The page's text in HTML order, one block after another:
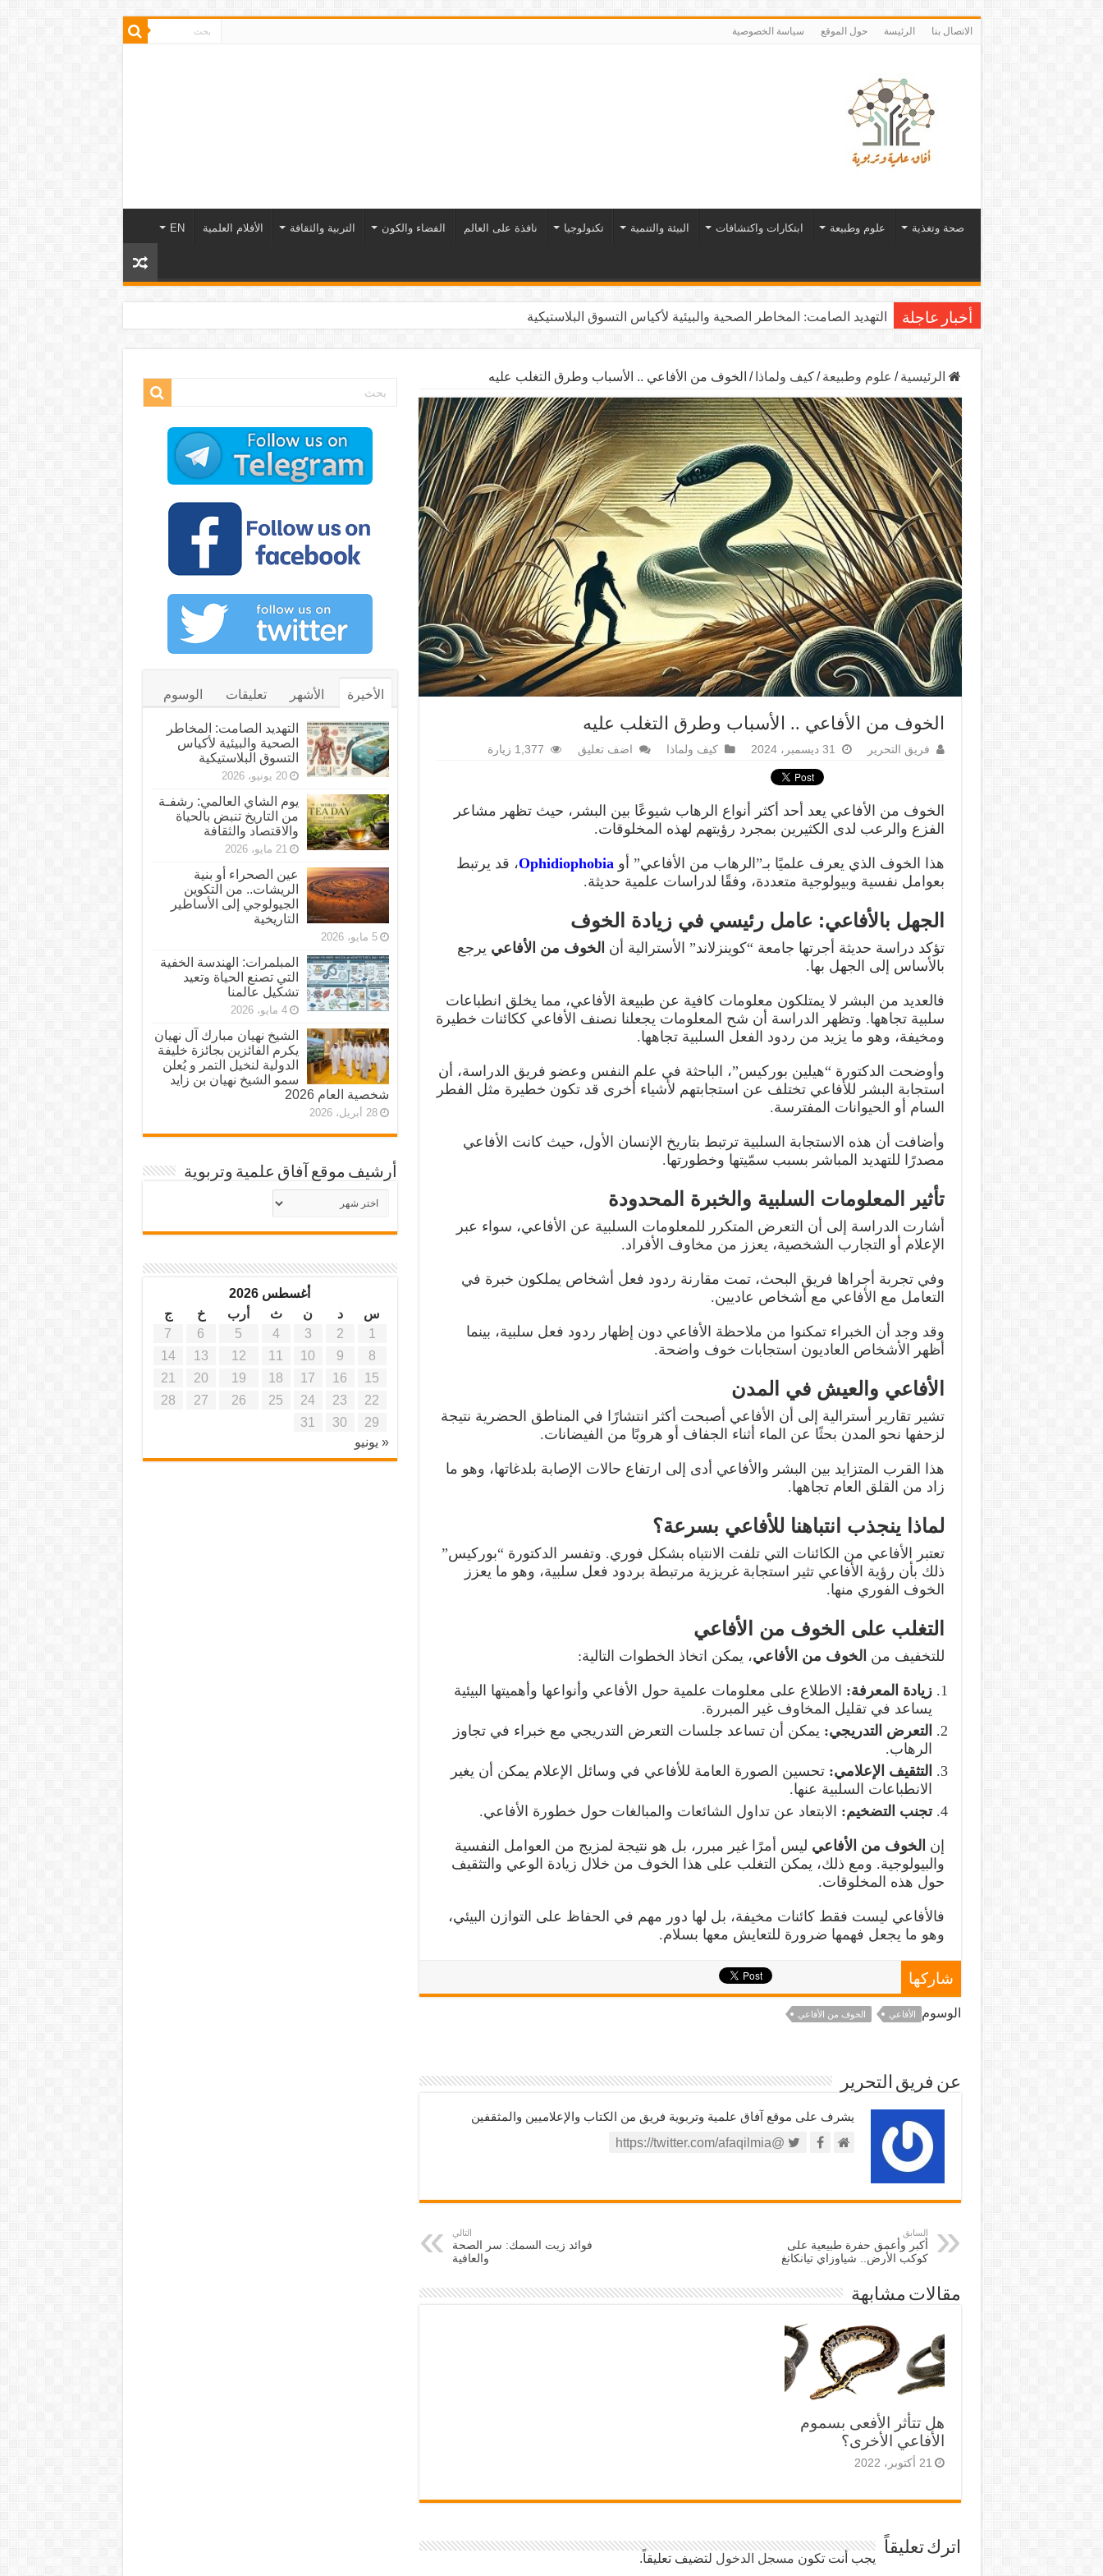
الاتصال بنا الرئيسة حول الموقع سياسة الخصوصية
صحة وتغذية علوم وطبيعة ابتكارات واكتشافات البيئة والتنمية تكنولوجيا نافذة على العالم الفضاء والكون التربية والثقافة الأفلام العلمية EN
أخبار عاجلة التهديد الصامت: المخاطر الصحية والبيئية لأكياس التسوق البلاستيكية
الرئيسية / علوم وطبيعة / كيف ولماذا / الخوف من الأفاعي .. الأسباب وطرق التغلب عليه
الخوف من الأفاعي .. الأسباب وطرق التغلب عليه
فريق التحرير 31 ديسمبر، 2024 كيف ولماذا اضف تعليق 1,377 زيارة
الخوف من الأفاعي يعد أحد أكثر أنواع الرهاب شيوعًا بين البشر، حيث تظهر مشاعر
الفزع والرعب لدى الكثيرين بمجرد رؤيتهم لهذه المخلوقات.
هذا الخوف الذي يعرف علميًا بـ”الرهاب من الأفاعي” أوOphidiophobia، قد يرتبط
بعوامل نفسية وبيولوجية متعددة، وفقًا لدراسات علمية حديثة.
الجهل بالأفاعي: عامل رئيسي في زيادة الخوف
تؤكد دراسة حديثة أجرتها جامعة “كوينزلاند” الأسترالية أن الخوف من الأفاعي يرجع
بالأساس إلى الجهل بها.
فالعديد من البشر لا يمتلكون معلومات كافية عن طبيعة الأفاعي، مما يخلق انطباعات
سلبية تجاهها. وتظهر الدراسة أن شح المعلومات يجعلنا نصنف الأفاعي ككائنات خطيرة
ومخيفة، وهو ما يزيد من ردود الفعل السلبية تجاهها.
وأوضحت الدكتورة “هيلين بوركيس”، الباحثة في علم النفس وعضو فريق الدراسة، أن
استجابة البشر للأفاعي تختلف عن استجابتهم لأشياء أخرى قد تكون خطيرة مثل الفطر
السام أو الحيوانات المفترسة.
وأضافت أن هذه الاستجابة السلبية ترتبط بتاريخ الإنسان الأول، حيث كانت الأفاعي
مصدرًا للتهديد المباشر بسبب سمّيتها وخطورتها.
تأثير المعلومات السلبية والخبرة المحدودة
أشارت الدراسة إلى أن التعرض المتكرر للمعلومات السلبية عن الأفاعي، سواء عبر
الإعلام أو التجارب الشخصية، يعزز من مخاوف الأفراد.
وفي تجربة أجراها فريق البحث، تمت مقارنة ردود فعل أشخاص يملكون خبرة في
التعامل مع الأفاعي مع أشخاص عاديين.
وقد وجد أن الخبراء تمكنوا من ملاحظة الأفاعي دون إظهار ردود فعل سلبية، بينما
أظهر الأشخاص العاديون استجابات خوف واضحة.
الأفاعي والعيش في المدن
تشير تقارير أسترالية إلى أن الأفاعي أصبحت أكثر انتشارًا في المناطق الحضرية نتيجة
لزحفها نحو المدن بحثًا عن الماء أثناء الجفاف أو هروبًا من الفيضانات.
هذا القرب المتزايد بين البشر والأفاعي أدى إلى ارتفاع حالات الإصابة بلدغاتها، وهو ما
زاد من القلق العام تجاهها.
لماذا ينجذب انتباهنا للأفاعي بسرعة؟
تعتبر الأفاعي من الكائنات التي تلفت الانتباه بشكل فوري. وتفسر الدكتورة “بوركيس”
ذلك بأن رؤية الأفاعي تثير استجابة غريزية مرتبطة بردود فعل سلبية، وهو ما يعزز
الخوف الفوري منها.
التغلب على الخوف من الأفاعي
للتخفيف من الخوف من الأفاعي، يمكن اتخاذ الخطوات التالية:
زيادة المعرفة: الاطلاع على معلومات علمية حول الأفاعي وأنواعها وأهميتها البيئية
يساعد في تقليل المخاوف غير المبررة.
التعرض التدريجي: يمكن أن تساعد جلسات التعرض التدريجي مع خبراء في تجاوز
الرهاب.
التثقيف الإعلامي: تحسين الصورة العامة للأفاعي في وسائل الإعلام يمكن أن يغير
الانطباعات السلبية عنها.
تجنب التضخيم: الابتعاد عن تداول الشائعات والمبالغات حول خطورة الأفاعي.
إن الخوف من الأفاعي ليس أمرًا غير مبرر، بل هو نتيجة لمزيج من العوامل النفسية
والبيولوجية. ومع ذلك، يمكن التغلب على هذا الخوف من خلال زيادة الوعي والتثقيف
حول هذه المخلوقات.
فالأفاعي ليست فقط كائنات مخيفة، بل لها دور مهم في الحفاظ على التوازن البيئي،
وهو ما يجعل فهمها ضرورة للتعايش معها بسلام.
شاركها
الوسوم الأفاعي الخوف من الأفاعي
عن فريق التحرير
يشرف على موقع آفاق علمية وتربوية فريق من الكتاب والإعلاميين والمثقفين
@https://twitter.com/afaqilmia
السابق
أكبر وأعمق حفرة طبيعية على
كوكب الأرض.. شياوزاي تيانكانغ
التالي
فوائد زيت السمك: سر الصحة
والعافية
مقالات مشابهة
هل تتأثر الأفعى بسموم
الأفاعي الأخرى؟
21 أكتوبر، 2022
اترك تعليقاً
يجب أنت تكون مسجل الدخول لتضيف تعليقاً.
الأخيرة الأشهر تعليقات الوسوم
التهديد الصامت: المخاطر
الصحية والبيئية لأكياس
التسوق البلاستيكية
20 يونيو، 2026
يوم الشاي العالمي: رشفـة
من التاريخ تنبض بالحياة
والاقتصاد والثقافة
21 مايو، 2026
عين الصحراء أو بنية
الريشات.. من التكوين
الجيولوجي إلى الأساطير
التاريخية
5 مايو، 2026
المبلمرات: الهندسة الخفية
التي تصنع الحياة وتعيد
تشكيل عالمنا
4 مايو، 2026
الشيخ نهيان مبارك آل نهيان
يكرم الفائزين بجائزة خليفة
الدولية لنخيل التمر و يُعلن
سمو الشيخ نهيان بن زايد
شخصية العام 2026
28 أبريل، 2026
أرشيف موقع آفاق علمية وتربوية
أرشيف
موقع
أغسطس 2026
س
د ن ث أرب خ
ج
1
2
3
4
5
6
7
8
9
10
11
12
13
14
15
16
17
18
19
20
21
22
23
24
25
26
27
28
29
30
31
« يونيو